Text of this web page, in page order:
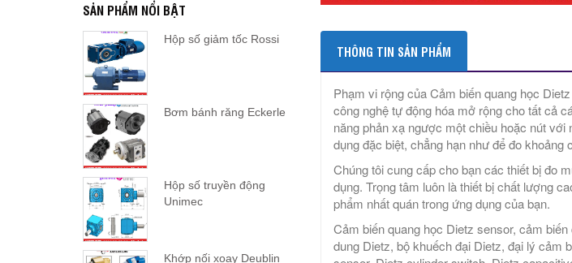
THÔNG TIN SẢN PHẨM
Phạm vi rộng của Cảm biến quang học
công nghệ tự động hóa mở rộng cho tất cả
năng phản xạ ngược một chiều hoặc nút
dụng đặc biệt, chẳng hạn như để đo khoảng
Chúng tôi cung cấp cho bạn các thiết bị đo
dụng. Trọng tâm luôn là thiết bị chất lượng
phẩm nhất quán trong ứng dụng của bạn.
Cảm biến quang học Dietz sensor, cảm
dung Dietz, bộ khuếch đại Dietz, đại lý cảm
SẢN PHẨM NỔI BẬT
Hộp số giảm tốc Rossi
Bơm bánh răng Eckerle
Hộp số truyền động
Unimec
Khớp nối xoay Deublin